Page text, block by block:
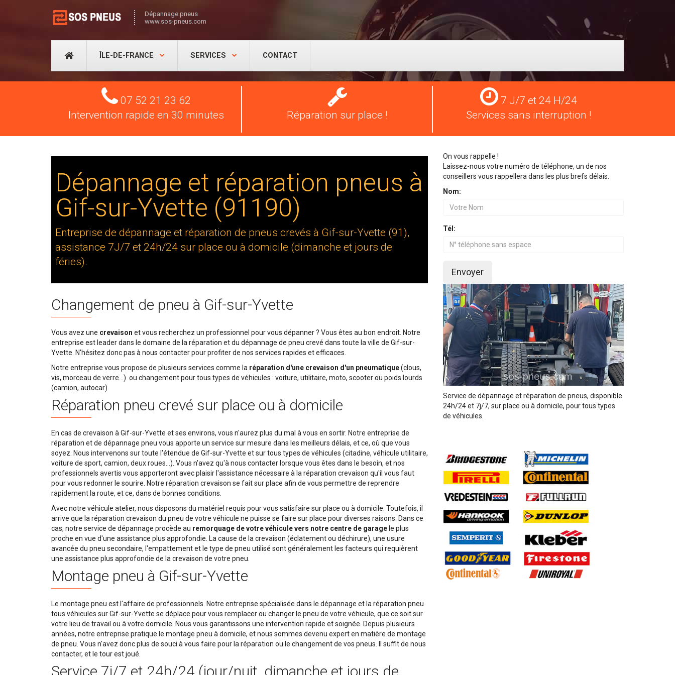
Dépannage pneus
www.sos-pneus.com
ÎLE-DE-FRANCE SERVICES CONTACT
Tel
07 52 21 23 62
Intervention rapide en 30 minutes
Réparation
pneus
Réparation sur place !
Services
24
H/24
7 J/7 et 24 H/24
Services sans interruption !
Dépannage et réparation pneus à
Gif-sur-Yvette (91190)
Entreprise de dépannage et réparation de pneus crevés à Gif-sur-Yvette (91),
assistance 7J/7 et 24h/24 sur place ou à domicile (dimanche et jours de
féries).
Changement de pneu à Gif-sur-Yvette
Vous avez une crevaison et vous recherchez un professionnel pour vous dépanner ? Vous êtes au bon endroit. Notre
entreprise est leader dans le domaine de la réparation et du dépannage de pneu crevé dans toute la ville de Gif-sur-
Yvette. N'hésitez donc pas à nous contacter pour profiter de nos services rapides et efficaces.
Notre entreprise vous propose de plusieurs services comme la réparation d'une crevaison d'un pneumatique(clous,
vis, morceau de verre...) ou changement pour tous types de véhicules : voiture, utilitaire, moto, scooter ou poids lourds
(camion, autocar).
Réparation pneu crevé sur place ou à domicile
En cas de crevaison à Gif-sur-Yvette et ses environs, vous n'aurez plus du mal à vous en sortir. Notre entreprise de
réparation et de dépannage pneu vous apporte un service sur mesure dans les meilleurs délais, et ce, où que vous
soyez. Nous intervenons sur toute l'étendue de Gif-sur-Yvette et sur tous types de véhicules (citadine, véhicule utilitaire,
voiture de sport, camion, deux roues…). Vous n'avez qu'à nous contacter lorsque vous êtes dans le besoin, et nos
professionnels avertis vous apporteront avec plaisir l'assistance nécessaire à la réparation crevaison qu'il vous faut
pour vous redonner le sourire. Notre réparation crevaison se fait sur place afin de vous permettre de reprendre
rapidement la route, et ce, dans de bonnes conditions.
Avec notre véhicule atelier, nous disposons du matériel requis pour vous satisfaire sur place ou à domicile. Toutefois, il
arrive que la réparation crevaison du pneu de votre véhicule ne puisse se faire sur place pour diverses raisons. Dans ce
cas, notre service de dépannage procède au remorquage de votre véhicule vers notre centre de garage le plus
proche en vue d'une assistance plus approfondie. La cause de la crevaison (éclatement ou déchirure), une usure
avancée du pneu secondaire, l'empattement et le type de pneu utilisé sont généralement les facteurs qui requièrent
une assistance plus approfondie de la crevaison de votre pneu.
Montage pneu à Gif-sur-Yvette
Le montage pneu est l'affaire de professionnels. Notre entreprise spécialisée dans le dépannage et la réparation pneu
tous véhicules sur Gif-sur-Yvette se déplace pour vous remplacer ou changer le pneu de votre véhicule, que ce soit sur
votre lieu de travail ou à votre domicile. Nous vous garantissons une intervention rapide et soignée. Depuis plusieurs
années, notre entreprise pratique le montage pneu à domicile, et nous sommes devenu expert en matière de montage
de pneu. Vous n'avez donc plus de souci à vous faire pour la réparation ou le changement de vos pneus. Il suffit de nous
contacter, et le tour est joué.
Service 7j/7 et 24h/24 (jour/nuit, dimanche et jours de
On vous rappelle !
Laissez-nous votre numéro de téléphone, un de nos
conseillers vous rappellera dans les plus brefs délais.
Nom:
Tél:
Envoyer
Service de dépannage et réparation de pneus, disponible
24h/24 et 7j/7, sur place ou à domicile, pour tous types
de véhicules.